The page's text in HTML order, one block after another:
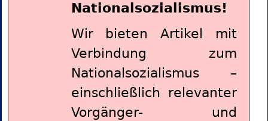
Nationalsozialismus!
Wir bieten Artikel mit
Verbindung zum
Nationalsozialismus –
einschließlich relevanter
Vorgänger- und